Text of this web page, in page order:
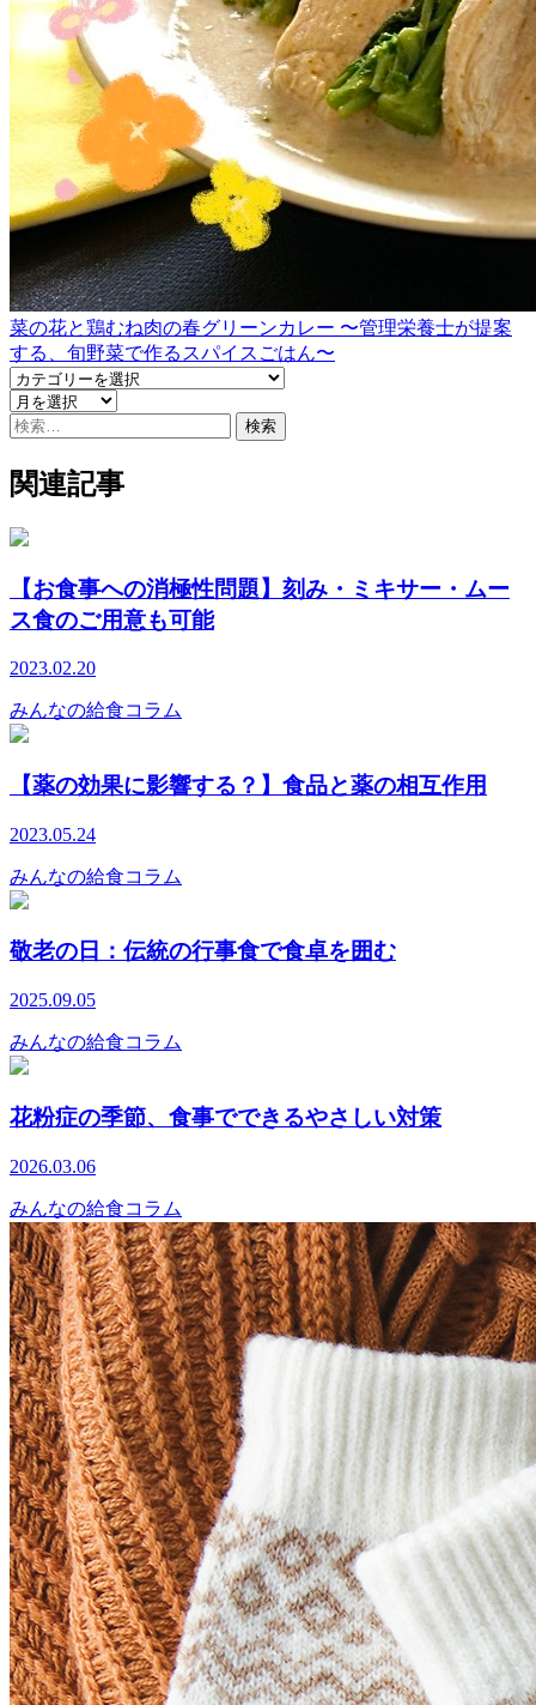
菜の花と鶏むね肉の春グリーンカレー 〜管理栄養士が提案
する、旬野菜で作るスパイスごはん〜
検
関連記事
【お食事への消極性問題】刻み・ミキサー・ムー
ス食のご用意も可能
2023.02.20
みんなの給食コラム
【薬の効果に影響する？】食品と薬の相互作用
2023.05.24
みんなの給食コラム
敬老の日：伝統の行事食で食卓を囲む
2025.09.05
みんなの給食コラム
花粉症の季節、食事でできるやさしい対策
2026.03.06
みんなの給食コラム